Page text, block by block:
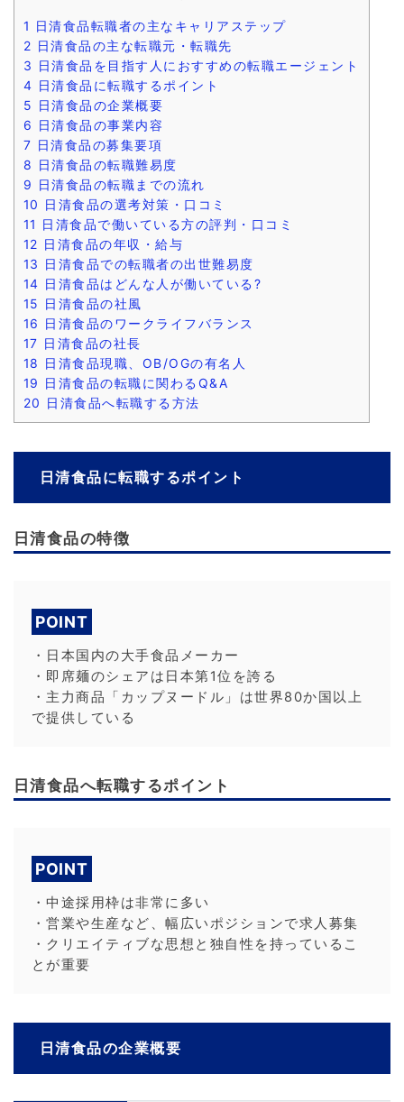
1 日清食品転職者の主なキャリアステップ
2 日清食品の主な転職元・転職先
3 日清食品を目指す人におすすめの転職エージェント
4 日清食品に転職するポイント
5 日清食品の企業概要
6 日清食品の事業内容
7 日清食品の募集要項
8 日清食品の転職難易度
9 日清食品の転職までの流れ
10 日清食品の選考対策・口コミ
11 日清食品で働いている方の評判・口コミ
12 日清食品の年収・給与
13 日清食品での転職者の出世難易度
14 日清食品はどんな人が働いている?
15 日清食品の社風
16 日清食品のワークライフバランス
17 日清食品の社長
18 日清食品現職、OB/OGの有名人
19 日清食品の転職に関わるQ&A
20 日清食品へ転職する方法
日清食品に転職するポイント
日清食品の特徴
POINT
・日本国内の大手食品メーカー
・即席麺のシェアは日本第1位を誇る
・主力商品「カップヌードル」は世界80か国以上
で提供している
日清食品へ転職するポイント
POINT
・中途採用枠は非常に多い
・営業や生産など、幅広いポジションで求人募集
・クリエイティブな思想と独自性を持っているこ
とが重要
日清食品の企業概要